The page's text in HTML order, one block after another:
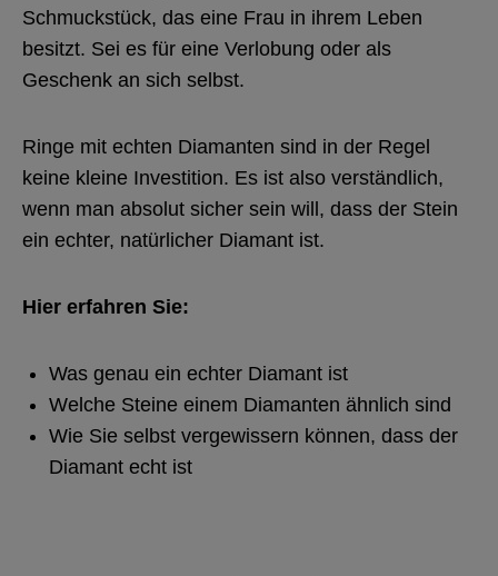
Schmuckstück, das eine Frau in ihrem Leben
besitzt. Sei es für eine Verlobung oder als
Geschenk an sich selbst.
Ringe mit echten Diamanten sind in der Regel
keine kleine Investition. Es ist also verständlich,
wenn man absolut sicher sein will, dass der Stein
ein echter, natürlicher Diamant ist.
Hier erfahren Sie:
Was genau ein echter Diamant ist
Welche Steine einem Diamanten ähnlich sind
Wie Sie selbst vergewissern können, dass der
Diamant echt ist